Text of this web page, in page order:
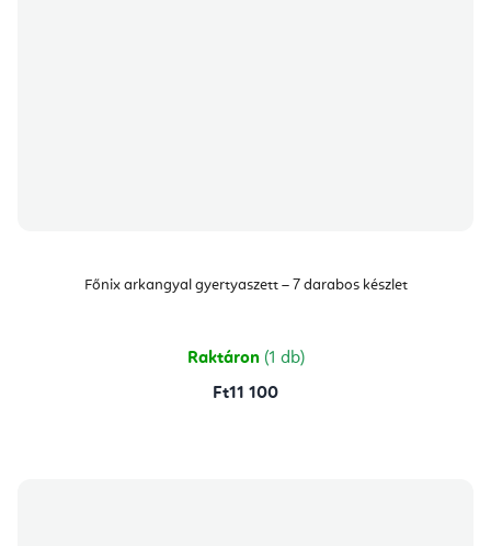
Főnix arkangyal gyertyaszett – 7 darabos készlet
Raktáron (1 db)
Ft11 100